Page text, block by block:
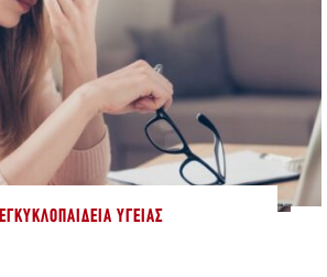
ΕΓΚΥΚΛΟΠΑΊΔΕΙΑ ΥΓΕΊΑΣ